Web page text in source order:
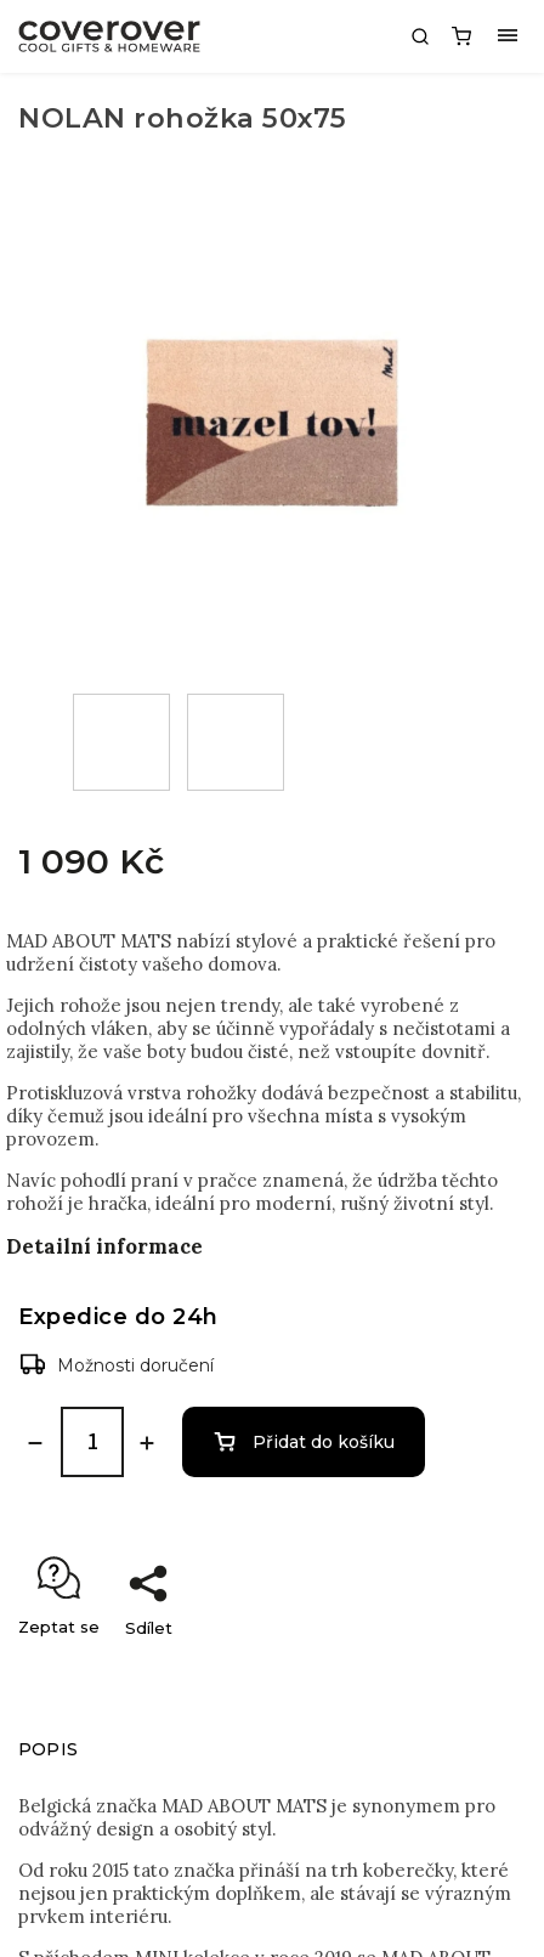
NOLAN rohožka 50x75
1 090 Kč
MAD ABOUT MATS nabízí stylové a praktické řešení pro
udržení čistoty vašeho domova.
Jejich rohože jsou nejen trendy, ale také vyrobené z
odolných vláken, aby se účinně vypořádaly s nečistotami a
zajistily, že vaše boty budou čisté, než vstoupíte dovnitř.
Protiskluzová vrstva rohožky dodává bezpečnost a stabilitu,
díky čemuž jsou ideální pro všechna místa s vysokým
provozem.
Navíc pohodlí praní v pračce znamená, že údržba těchto
rohoží je hračka, ideální pro moderní, rušný životní styl.
Detailní informace
Expedice do 24h
Možnosti doručení
Přidat do košíku
Zeptat se Sdílet
POPIS
Belgická značka MAD ABOUT MATS je synonymem pro
odvážný design a osobitý styl.
Od roku 2015 tato značka přináší na trh koberečky, které
nejsou jen praktickým doplňkem, ale stávají se výrazným
prvkem interiéru.